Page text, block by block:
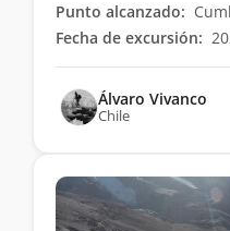
Punto alcanzado:
Fecha de excursión:
Álvaro Vivanco
Chile